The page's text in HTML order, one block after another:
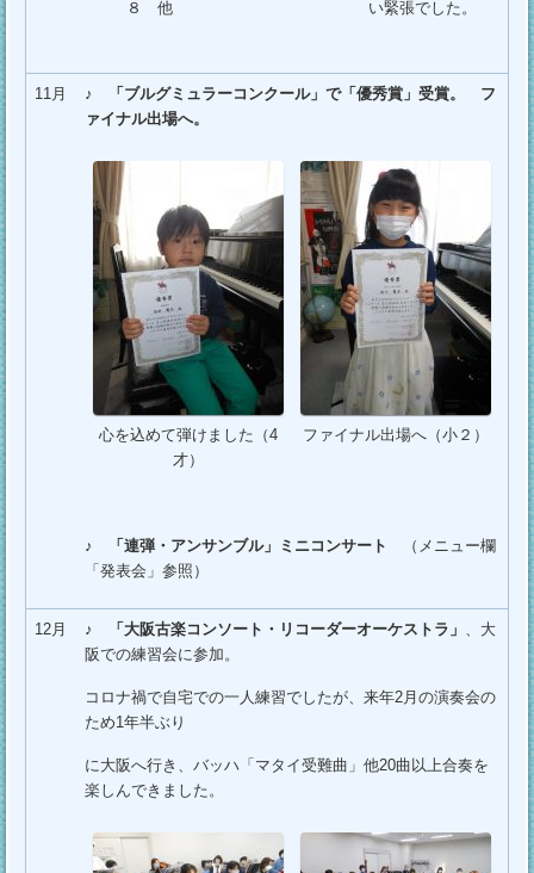
８ 他
い緊張でした。
11月 ♪
「ブルグミュラーコンクール」で「優秀賞」受賞。 フ
ァイナル出場へ。
心を込めて弾けました（4
才）
ファイナル出場へ（小２）
♪ 「連弾・アンサンブル」ミニコンサート
（メニュー欄
「発表会」参照）
12月 ♪ 「大阪古楽コンソート・リコーダーオーケストラ」 、大
阪での練習会に参加。
コロナ禍で自宅での一人練習でしたが、来年2月の演奏会の
ため1年半ぶり
に大阪へ行き、バッハ「マタイ受難曲」他20曲以上合奏を
楽しんできました。